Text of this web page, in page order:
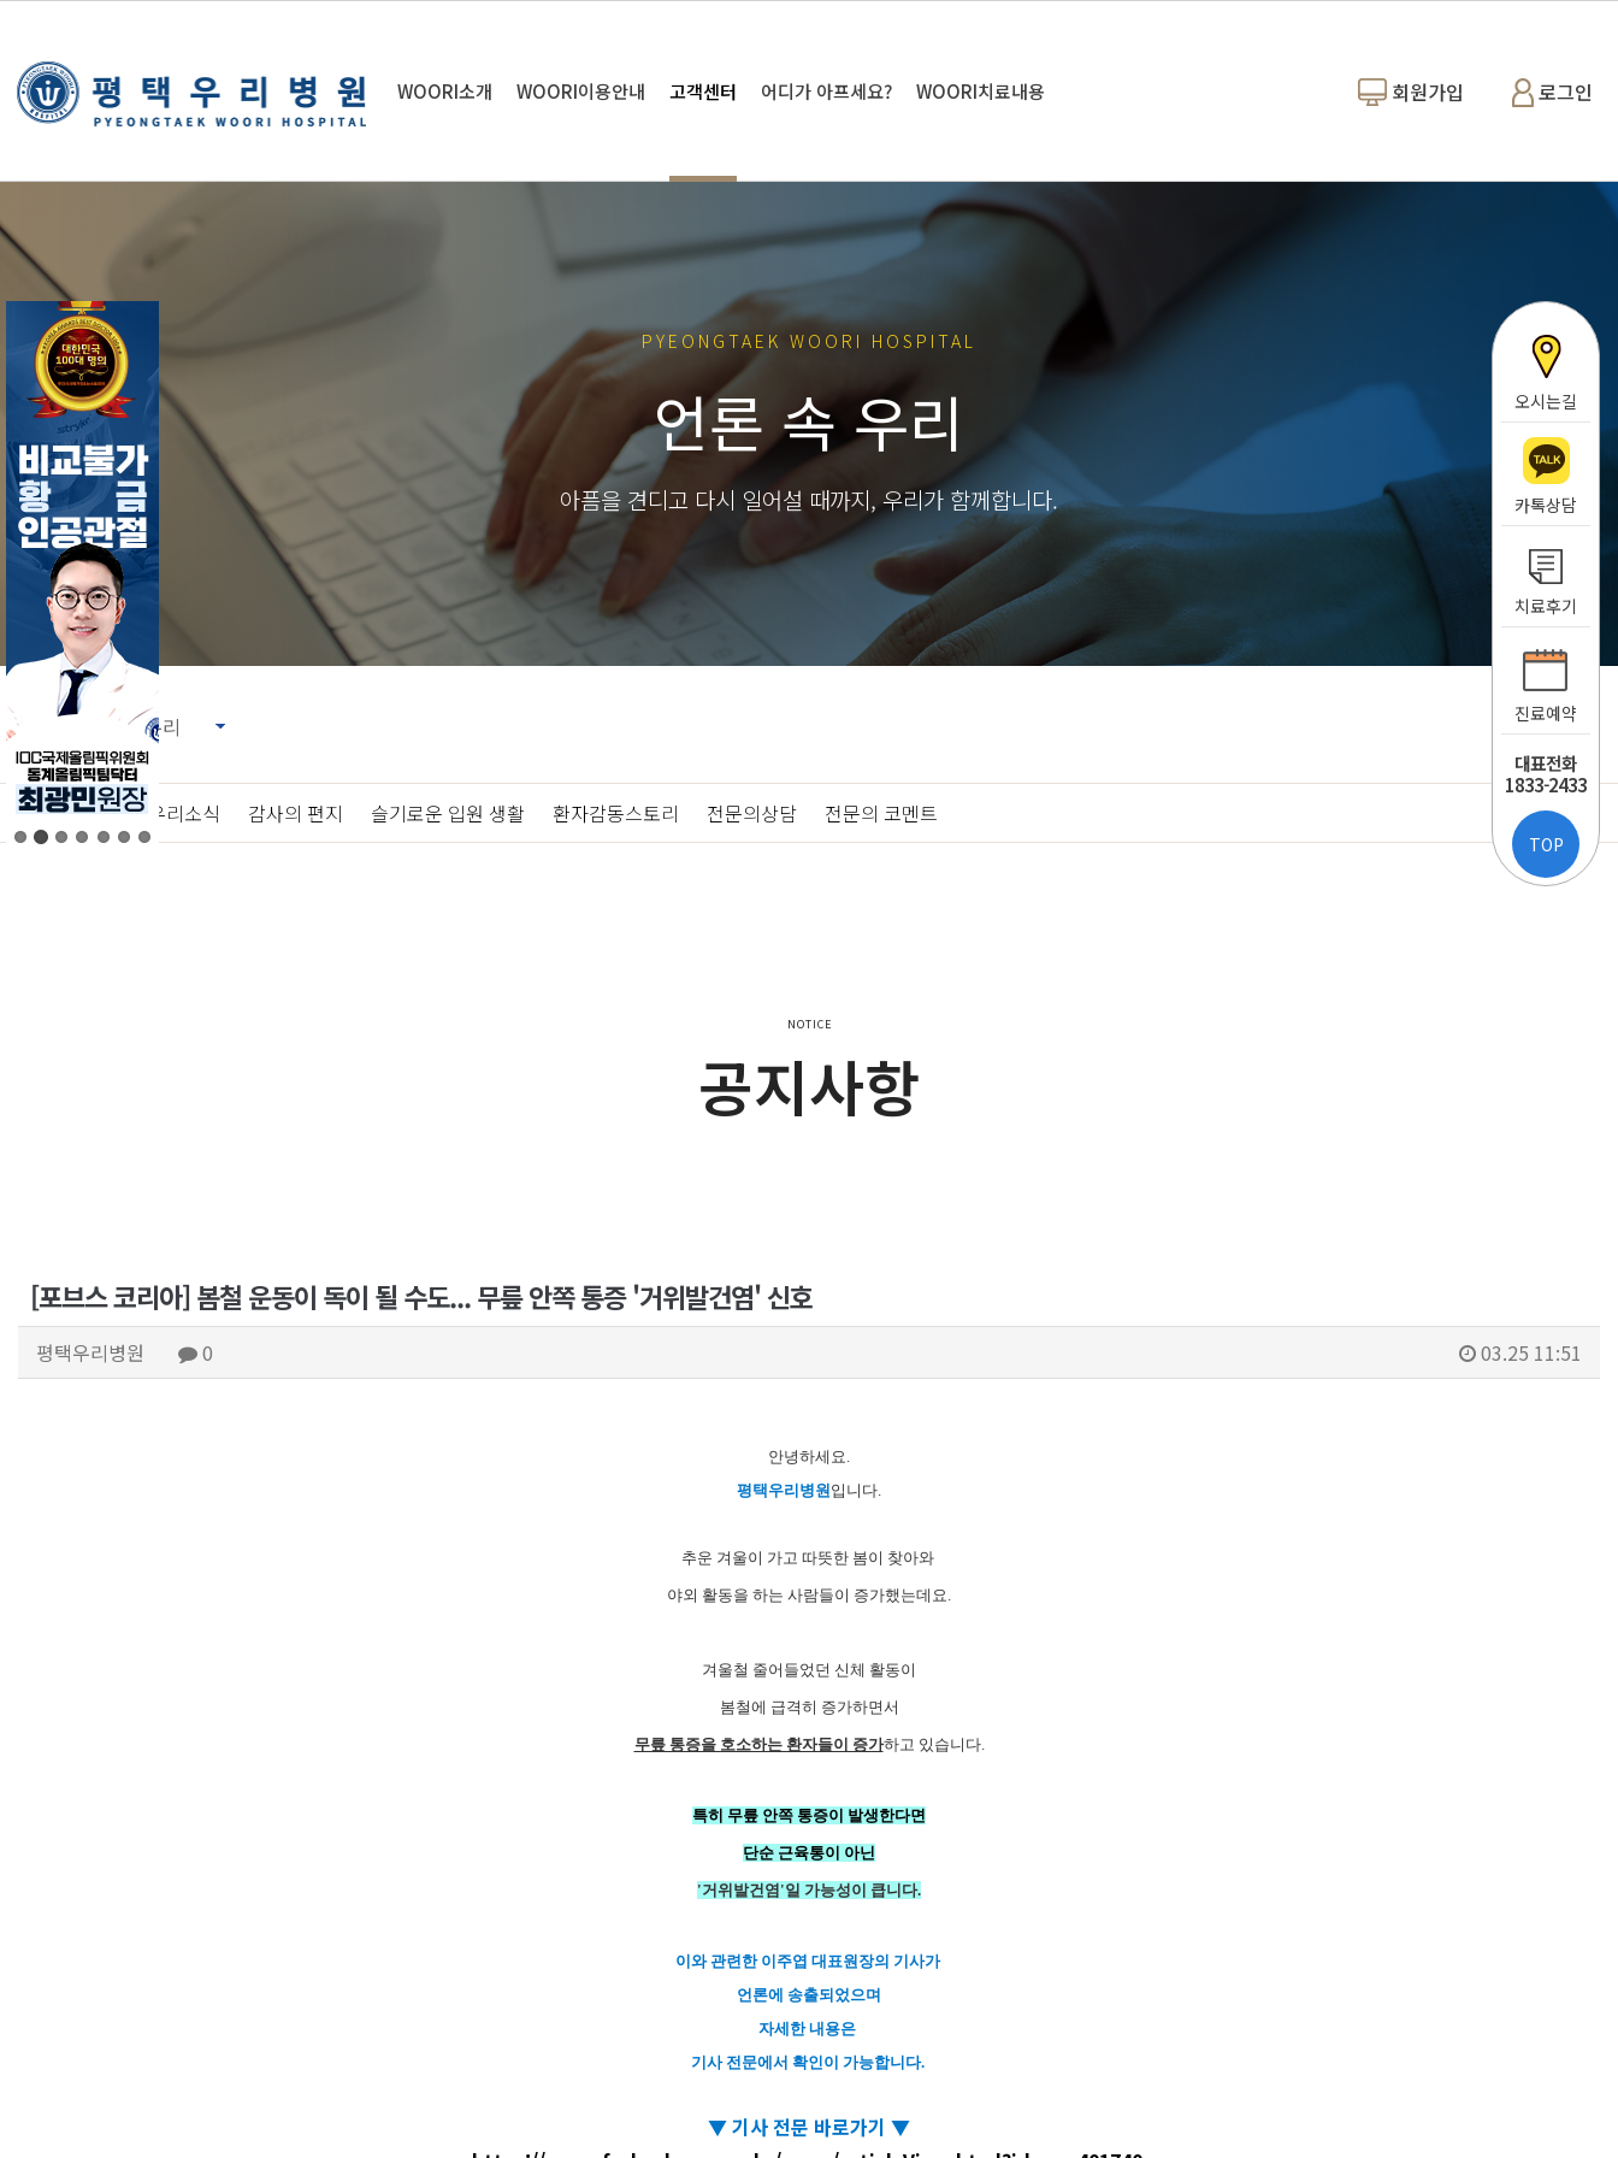
회원가입 로그인
WOORI소개 WOORI이용안내 고객센터 어디가 아프세요? WOORI치료내용
PYEONGTAEK WOORI HOSPITAL
언론 속 우리
아픔을 견디고 다시 일어설 때까지, 우리가 함께합니다.
언론 속 우리 | 우리소식 감사의 편지 슬기로운 입원 생활 환자감동스토리 전문의상담 전문의 코멘트
NOTICE
공지사항
[포브스 코리아] 봄철 운동이 독이 될 수도... 무릎 안쪽 통증 '거위발건염' 신호
평택우리병원 0 03.25 11:51
안녕하세요.
평택우리병원 입니다.
추운 겨울이 가고 따뜻한 봄이 찾아와
야외 활동을 하는 사람들이 증가했는데요.
겨울철 줄어들었던 신체 활동이
봄철에 급격히 증가하면서
무릎 통증을 호소하는 환자들이 증가하고 있습니다.
특히 무릎 안쪽 통증이 발생한다면
단순 근육통이 아닌
'거위발건염'일 가능성이 큽니다.
이와 관련한 이주엽 대표원장의 기사가
언론에 송출되었으며
자세한 내용은
기사 전문에서 확인이 가능합니다.
▼ 기사 전문 바로가기 ▼
오시는길
카톡상담
치료후기
진료예약
대표전화
1833-2433
TOP